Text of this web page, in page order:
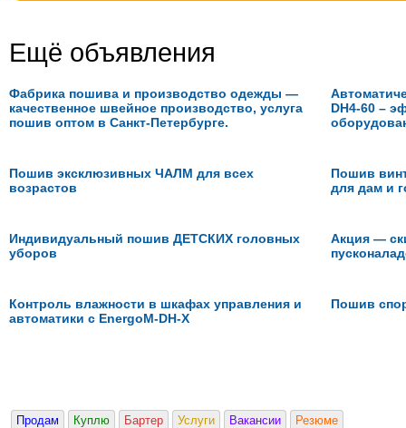
Ещё объявления
Фабрика пошива и производство одежды —
качественное швейное производство, услуга
пошив оптом в Санкт-Петербурге.
DH4-60 –
Пошив эксклюзивных ЧАЛМ для всех
возрастов
Пошив
для дам и
Индивидуальный пошив ДЕТСКИХ головных
уборов
Акция —
Контроль влажности в шкафах управления и
автоматики с EnergoM-DH-X
Пошив
Продам Куплю Бартер Услуги Вакансии Резюме